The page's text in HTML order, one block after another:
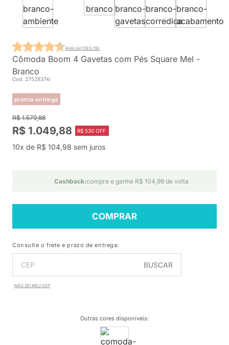
Cômoda Boom 4 Gavetas com Pés Square Mel -
Branco
Cod. 2752837ki
pronta entrega
AVALIAÇÕES (19)
R$ 1.579,88
R$ 1.049,88 R$ 530 OFF
10x de R$ 104,98 sem juros
Cashback:compre e ganhe R$ 104,99 de volta
COMPRAR
Consulte o frete e prazo de entrega:
BUSCAR
NÃO SEI MEU CEP
Outras cores disponíveis: